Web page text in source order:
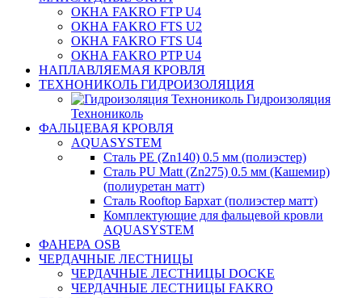
ОКНА FAKRO FTP U4
ОКНА FAKRO FTS U2
ОКНА FAKRO FTS U4
ОКНА FAKRO PTP U4
НАПЛАВЛЯЕМАЯ КРОВЛЯ
ТЕХНОНИКОЛЬ ГИДРОИЗОЛЯЦИЯ
Гидроизоляция
Технониколь
ФАЛЬЦЕВАЯ КРОВЛЯ
AQUASYSTEM
Сталь PE (Zn140) 0.5 мм (полиэстер)
Сталь PU Matt (Zn275) 0.5 мм (Кашемир)
(полиуретан матт)
Сталь Rooftop Бархат (полиэстер матт)
Комплектующие для фальцевой кровли
AQUASYSTEM
ФАНЕРА OSB
ЧЕРДАЧНЫЕ ЛЕСТНИЦЫ
ЧЕРДАЧНЫЕ ЛЕСТНИЦЫ DOCKE
ЧЕРДАЧНЫЕ ЛЕСТНИЦЫ FAKRO